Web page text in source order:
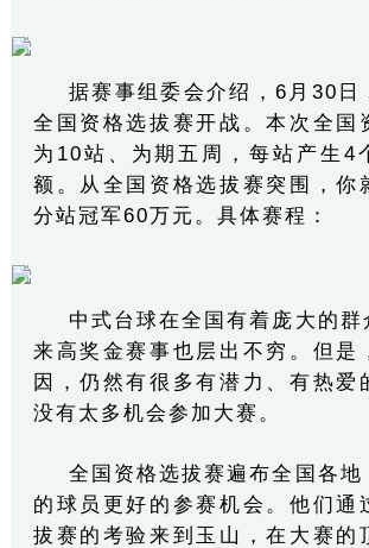
据赛事组委会介绍，6月30日
全国资格选拔赛开战。本次全国
为10站、为期五周，每站产生4
额。从全国资格选拔赛突围，你
分站冠军60万元。具体赛程：
中式台球在全国有着庞大的群
来高奖金赛事也层出不穷。但是
因，仍然有很多有潜力、有热爱
没有太多机会参加大赛。
全国资格选拔赛遍布全国各地
的球员更好的参赛机会。他们通
拔赛的考验来到玉山，在大赛的